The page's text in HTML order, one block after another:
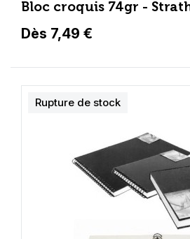
Bloc croquis 74gr -
Dès 7,49 €
Rupture de stock